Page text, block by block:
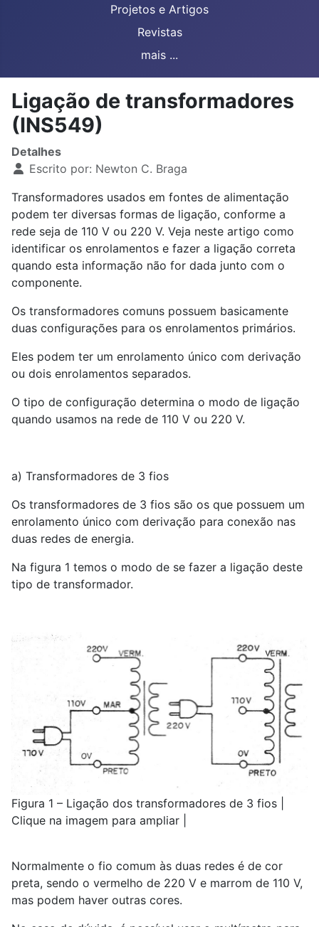
Projetos e Artigos
Revistas
mais ...
Ligação de transformadores
(INS549)
Detalhes
Escrito por: Newton C. Braga
Transformadores usados em fontes de alimentação
podem ter diversas formas de ligação, conforme a
rede seja de 110 V ou 220 V. Veja neste artigo como
identificar os enrolamentos e fazer a ligação correta
quando esta informação não for dada junto com o
componente.
Os transformadores comuns possuem basicamente
duas configurações para os enrolamentos primários.
Eles podem ter um enrolamento único com derivação
ou dois enrolamentos separados.
O tipo de configuração determina o modo de ligação
quando usamos na rede de 110 V ou 220 V.
a) Transformadores de 3 fios
Os transformadores de 3 fios são os que possuem um
enrolamento único com derivação para conexão nas
duas redes de energia.
Na figura 1 temos o modo de se fazer a ligação deste
tipo de transformador.
Figura 1 – Ligação dos transformadores de 3 fios |
Clique na imagem para ampliar |
Normalmente o fio comum às duas redes é de cor
preta, sendo o vermelho de 220 V e marrom de 110 V,
mas podem haver outras cores.